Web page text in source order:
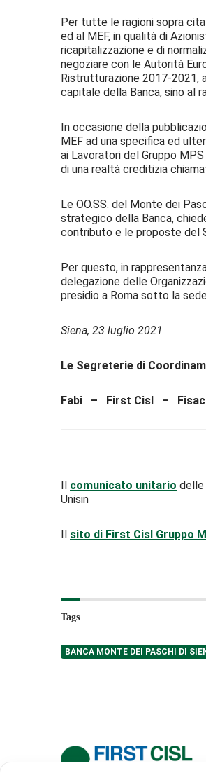
Per tutte le ragioni sopra
ed al MEF, in qualità di
ricapitalizzazione e di
negoziare con le Autorità
Ristrutturazione 2017-2021,
capitale della Banca, sino al
In occasione della
MEF ad una specifica ed
ai Lavoratori del Gruppo
di una realtà creditizia
Le OO.SS. del Monte dei
strategico della Banca,
contributo e le proposte del
Per questo, in
delegazione delle
presidio a Roma sotto la
Siena, 23 luglio 2021
Le Segreterie di
Fabi – First Cisl –
Il comunicato unitario delle
Unisin
Il sito di First Cisl Gruppo
Tags
BANCA MONTE DEI PASCHI DI